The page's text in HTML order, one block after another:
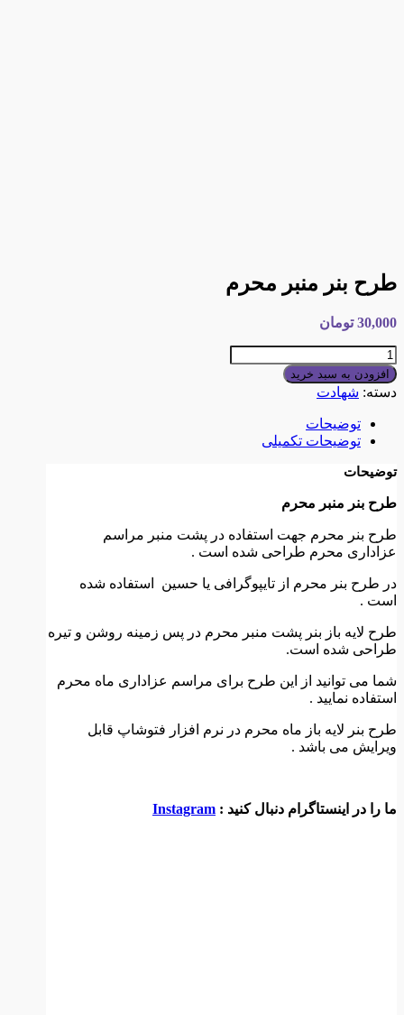
طرح بنر منبر محرم
30,000 تومان
طرح
بنر
منبر
افزودن به سبد خرید
دسته: شهادت
توضیحات
توضیحات تکمیلی
توضیحات
طرح بنر منبر محرم
طرح بنر محرم جهت استفاده در پشت منبر مراسم
عزاداری محرم طراحی شده است .
در طرح بنر محرم از تایپوگرافی یا حسین استفاده شده
است .
طرح لایه باز بنر پشت منبر محرم در پس زمینه روشن و تیره
طراحی شده است.
شما می توانید از این طرح برای مراسم عزاداری ماه محرم
استفاده نمایید .
طرح بنر لایه باز ماه محرم در نرم افزار فتوشاپ قابل
ویرایش می باشد .
ما را در اینستاگرام دنبال کنید : Instagram